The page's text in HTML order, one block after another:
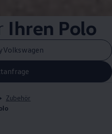
Ihren Polo
Zubehör